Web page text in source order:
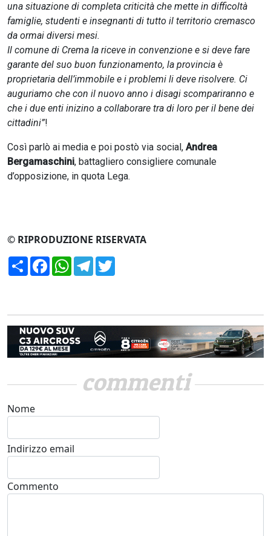
una situazione di completa criticità che mette in difficoltà
famiglie, studenti e insegnanti di tutto il territorio cremasco
da ormai diversi mesi.
Il comune di Crema la riceve in convenzione e si deve fare
garante del suo buon funzionamento, la provincia è
proprietaria dell’immobile e i problemi li deve risolvere. Ci
auguriamo che con il nuovo anno i disagi scompariranno e
che i due enti inizino a collaborare tra di loro per il bene dei
cittadini”!
Così parlò ai media e poi postò via social, Andrea
Bergamaschini, battagliero consigliere comunale
d’opposizione, in quota Lega.
© RIPRODUZIONE RISERVATA
CondividiFacebookWhatsApp
Telegram
commenti
Nome
Indirizzo email
Commento